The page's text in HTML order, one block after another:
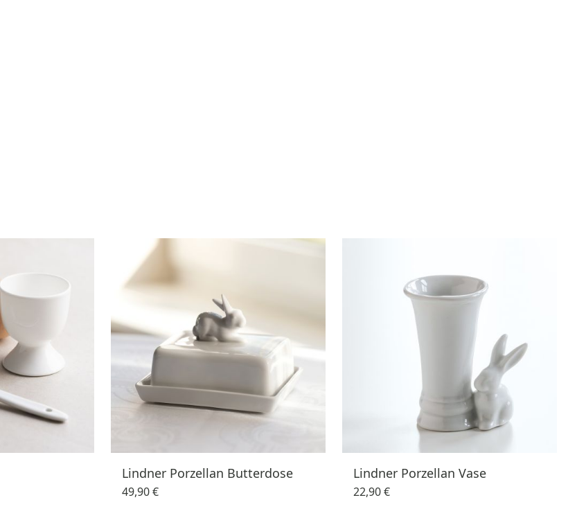
Lindner Porzellan Butterdose
49,90 €
Lindner Porzellan Vase
22,90 €